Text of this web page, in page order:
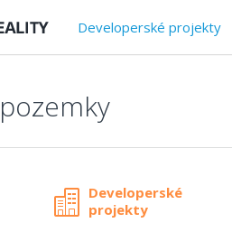
Developerské projekty
Developerské
projekty